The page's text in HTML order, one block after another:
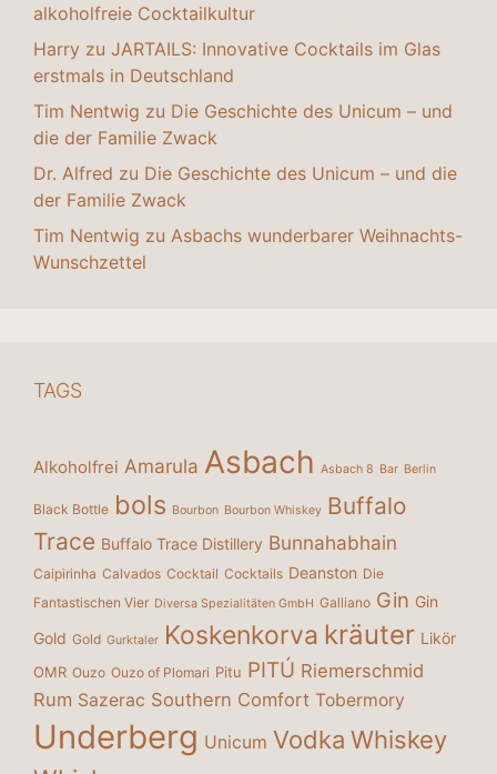
alkoholfreie Cocktailkultur
Harry zu JARTAILS: Innovative Cocktails im Glas
erstmals in Deutschland
Tim Nentwig zu Die Geschichte des Unicum – und
die der Familie Zwack
Dr. Alfred zu Die Geschichte des Unicum – und die
der Familie Zwack
Tim Nentwig zu Asbachs wunderbarer Weihnachts-
Wunschzettel
TAGS
Alkoholfrei Amarula Asbach Asbach 8 Bar Berlin
Black Bottle bols Bourbon Bourbon Whiskey Buffalo
Trace Buffalo Trace Distillery Bunnahabhain
Caipirinha Calvados Cocktail Cocktails Deanston Die
Fantastischen Vier Diversa Spezialitäten GmbH Galliano Gin Gin
Gold Gold Gurktaler Koskenkorva kräuter Likör
OMR Ouzo Ouzo of Plomari Pitu PITÚ Riemerschmid
Rum Sazerac Southern Comfort Tobermory
Underberg Unicum Vodka Whiskey